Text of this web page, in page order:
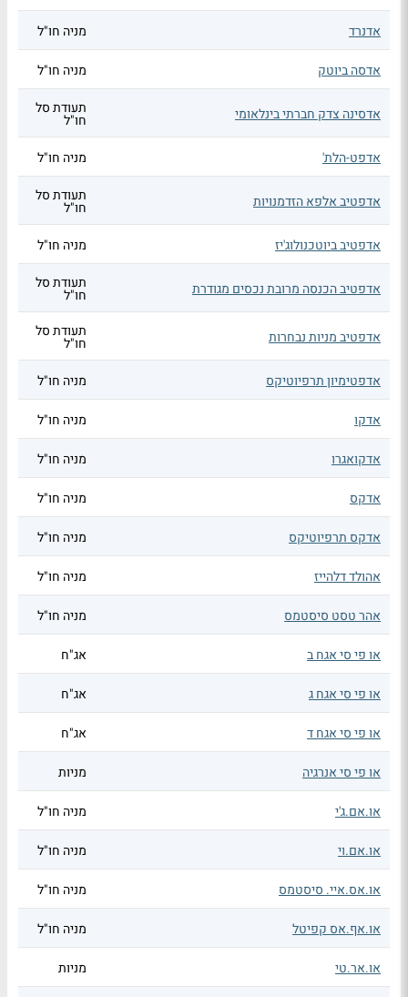
אדנרד מניה חו"ל
אדסה ביוטק מניה חו"ל
אדסינה צדק חברתי בינלאומי תעודת סל
חו"ל
אדפט-הלת'
מניה חו"ל
אדפטיב אלפא הזדמנויות תעודת סל
חו"ל
אדפטיב ביוטכנולוג'יז
מניה חו"ל
אדפטיב הכנסה מרובת נכסים מגודרת תעודת סל
חו"ל
אדפטיב מניות נבחרות תעודת סל
חו"ל
אדפטימיון תרפיוטיקס
מניה חו"ל
אדקו מניה חו"ל
אדקואגרו מניה חו"ל
אדקס מניה חו"ל
אדקס תרפיוטיקס מניה חו"ל
אהולד דלהייז מניה חו"ל
אהר טסט סיסטמס מניה חו"ל
או פי סי אגח ב אג"ח
או פי סי אגח ג אג"ח
או פי סי אגח ד אג"ח
או פי סי אנרגיה מניות
או.אם.ג'י מניה חו"ל
או.אם.וי מניה חו"ל
או.אס.איי. סיסטמס מניה חו"ל
או.אף.אס קפיטל מניה חו"ל
או.אר.טי מניות